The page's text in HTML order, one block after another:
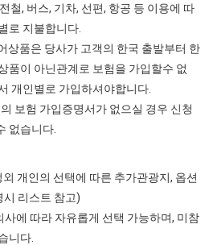
철, 버스, 기차, 선편, 항공 등 이용에 따
로 지불합니다.
상품은 당사가 고객의 한국 출발부터 한
품이 아닌관계로 보험을 가입할수 없
개인별로 가입하셔야합니다.
험 가입증명서가 없으실 경우 신청
없습니다.
개인의 선택에 따른 추가관광지, 옵션
시 리스트 참고)
에 따라 자유롭게 선택 가능하며, 미참
니다.